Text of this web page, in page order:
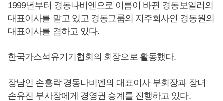
1999년부터 경동나비엔으로 이름이 바뀐 경동보일러의
대표이사를 맡고 있고 경동그룹의 지주회사인 경동원의
대표이사를 겸하고 있다.
한국가스석유기기협회의 회장으로 활동했다.
장남인 손흥락 경동나비엔의 대표이사 부회장과 장녀
손유진 부사장에게 경영권 승계를 진행하고 있다.